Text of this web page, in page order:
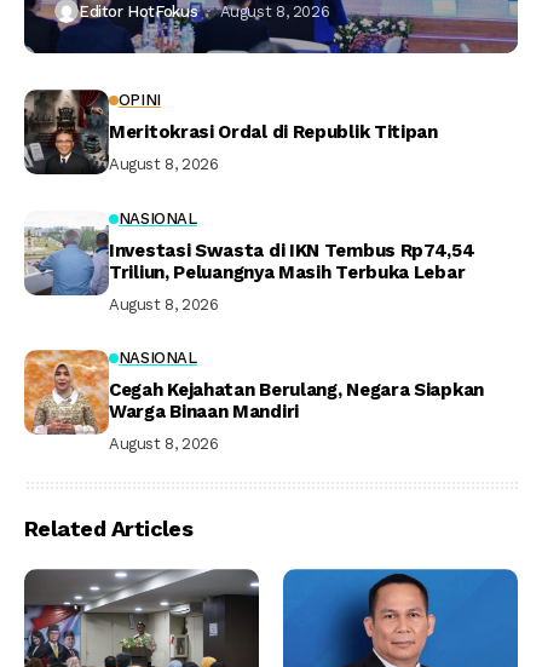
Editor HotFokus August 8, 2026
OPINI
Meritokrasi Ordal di Republik Titipan
August 8, 2026
NASIONAL
Investasi Swasta di IKN Tembus Rp74,54
Triliun, Peluangnya Masih Terbuka Lebar
August 8, 2026
NASIONAL
Cegah Kejahatan Berulang, Negara Siapkan
Warga Binaan Mandiri
August 8, 2026
Related Articles